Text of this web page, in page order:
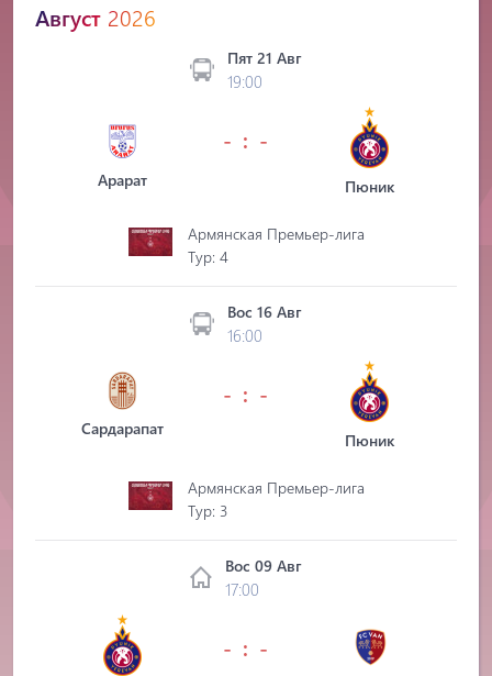
Август 2026
Пят 21 Авг
19:00
Арарат
- : -
Пюник
Армянская Премьер-лига
Tур: 4
Вос 16 Авг
16:00
Сардарапат
- : -
Пюник
Армянская Премьер-лига
Tур: 3
Вос 09 Авг
17:00
- : -